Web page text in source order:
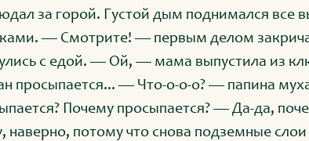
за горой. Густой дым поднимался все
— Смотрите! — первым делом
с едой. — Ой, — мама выпустила из
просыпается... — Что-о-о-о? — папина
Почему просыпается? — Да-да,
наверно, потому что снова подземные